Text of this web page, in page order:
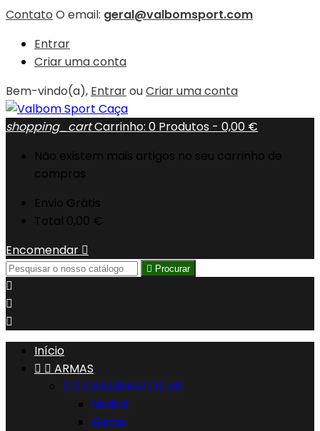
Contato O email: geral@valbomsport.com
Entrar
Criar uma conta
Bem-vindo(a), EntrarouCriar uma conta
shopping_cartCarrinho: 0 Produtos - 0,00 €
Não existem mais artigos no seu carrinho de
compras
Envio Grátis
Total 0,00 €
Encomendar 
 Procurar



Início
  ARMAS
  CARABINAS DE AR
Norica
Gamo